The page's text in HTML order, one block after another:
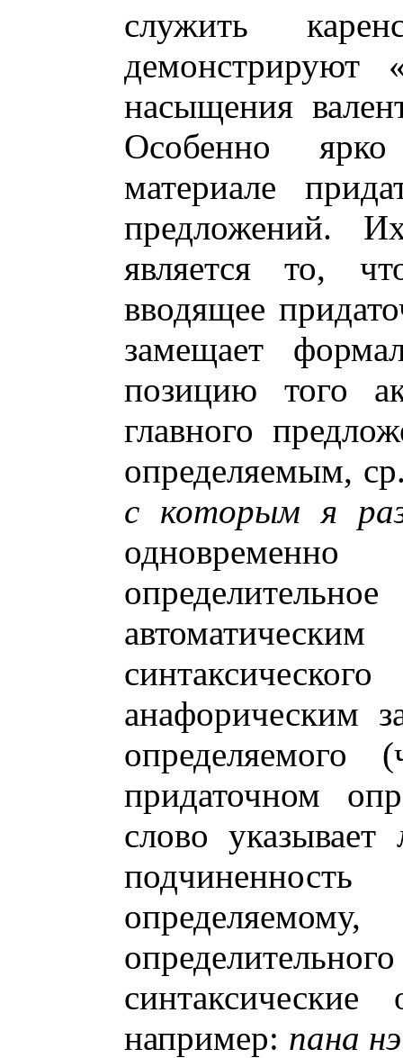
служить
демонстрируют
насыщения
Особенно
материале
предложений.
является то,
вводящее
замещает
позицию того
главного
определяемым,
с которым я
анафорическим
определяемого
придаточном
слово
синтаксические
например: пана